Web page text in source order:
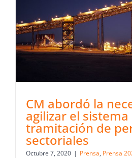
CM abordó la
agilizar el sistema
tramitación de
sectoriales
Octubre 7, 2020 | Prensa, Prensa